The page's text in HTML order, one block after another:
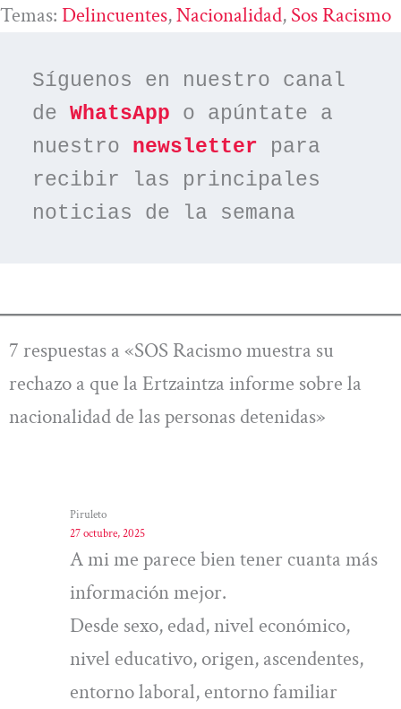
Temas: Delincuentes, Nacionalidad, Sos Racismo
Síguenos en nuestro canal
de WhatsApp o apúntate a
nuestro newsletter para
recibir las principales
noticias de la semana
7 respuestas a «SOS Racismo muestra su
rechazo a que la Ertzaintza informe sobre la
nacionalidad de las personas detenidas»
Piruleto
27 octubre, 2025
A mi me parece bien tener cuanta más
información mejor.
Desde sexo, edad, nivel económico,
nivel educativo, origen, ascendentes,
entorno laboral, entorno familiar